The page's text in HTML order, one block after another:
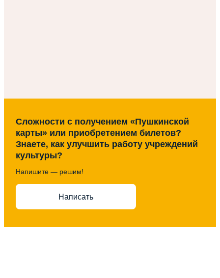
Сложности с получением «Пушкинской
карты» или приобретением билетов?
Знаете, как улучшить работу учреждений
культуры?
Напишите — решим!
Написать